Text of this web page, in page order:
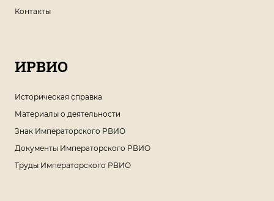
Контакты
ИРВИО
Историческая справка
Материалы о деятельности
Знак Императорского РВИО
Документы Императорского РВИО
Труды Императорского РВИО